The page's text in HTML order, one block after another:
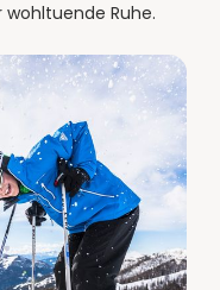
Ruhe.